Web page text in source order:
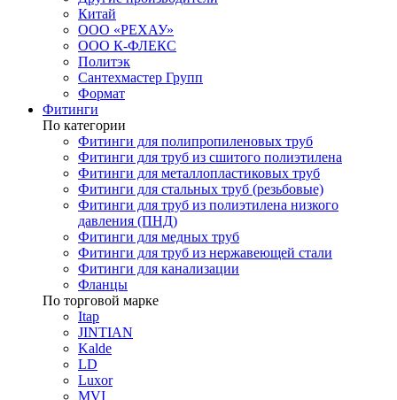
Китай
ООО «РЕХАУ»
ООО К-ФЛЕКС
Политэк
Сантехмастер Групп
Формат
Фитинги
По категории
Фитинги для полипропиленовых труб
Фитинги для труб из сшитого полиэтилена
Фитинги для металлопластиковых труб
Фитинги для стальных труб (резьбовые)
Фитинги для труб из полиэтилена низкого
давления (ПНД)
Фитинги для медных труб
Фитинги для труб из нержавеющей стали
Фитинги для канализации
Фланцы
По торговой марке
Itap
JINTIAN
Kalde
LD
Luxor
MVI